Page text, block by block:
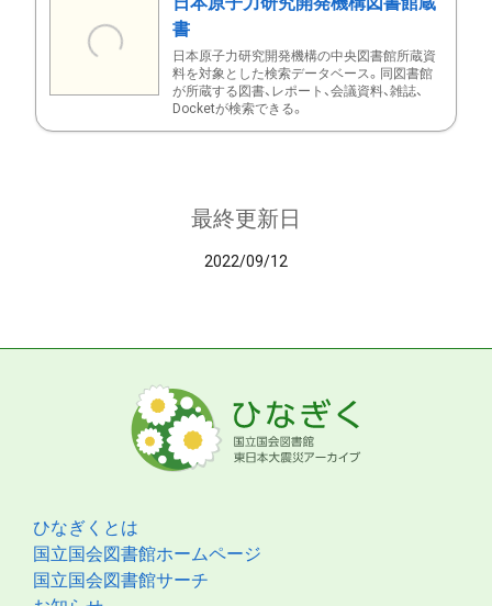
書
日本原子力研究開発機構の中央図書館所蔵資
料を対象とした検索データベース。同図書館
が所蔵する図書、レポート、会議資料、雑誌、
Docketが検索できる。
最終更新日
2022/09/12
ひなぎくとは
国立国会図書館ホームページ
国立国会図書館サーチ